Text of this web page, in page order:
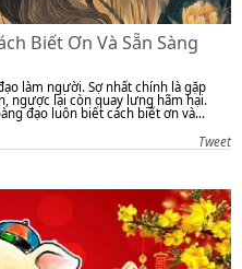
Biết Ơn Và Sẵn Sàng
làm người. Sợ nhất chính là gặp
ngược lại còn quay lưng hãm hại.
đạo luôn biết cách biết ơn và...
Tweet